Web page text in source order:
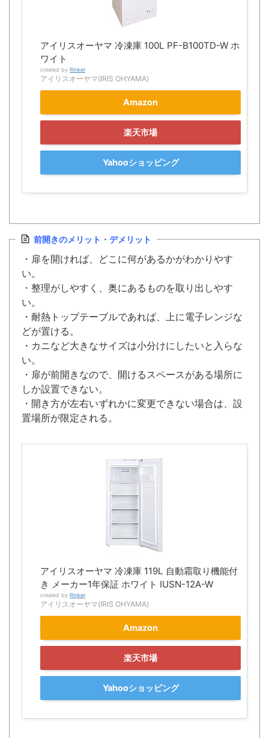
アイリスオーヤマ 冷凍庫 100L PF-B100TD-W ホ
ワイト
created by Rinker
アイリスオーヤマ(IRIS OHYAMA)
Amazon
楽天市場
Yahooショッピング
前開きのメリット・デメリット
・扉を開ければ、どこに何があるかがわかりやす
い。
・整理がしやすく、奥にあるものを取り出しやす
い。
・耐熱トップテーブルであれば、上に電子レンジな
どが置ける。
・カニなど大きなサイズは小分けにしたいと入らな
い。
・扉が前開きなので、開けるスペースがある場所に
しか設置できない。
・開き方が左右いずれかに変更できない場合は、設
置場所が限定される。
アイリスオーヤマ 冷凍庫 119L 自動霜取り機能付
き メーカー1年保証 ホワイト IUSN-12A-W
created by Rinker
アイリスオーヤマ(IRIS OHYAMA)
Amazon
楽天市場
Yahooショッピング